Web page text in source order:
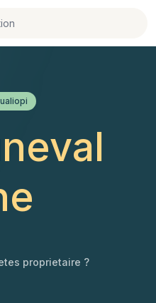
proprietaire ?